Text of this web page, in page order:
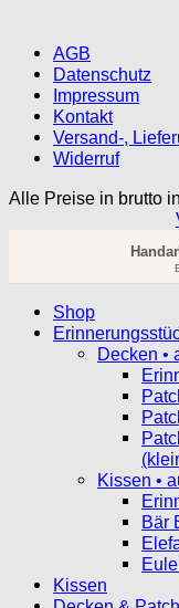
AGB
Datenschutz
Impressum
Kontakt
Versand-,
Widerruf
Alle Preise in brutto
Shop
Decken •
Kissen •
Bär
Kissen